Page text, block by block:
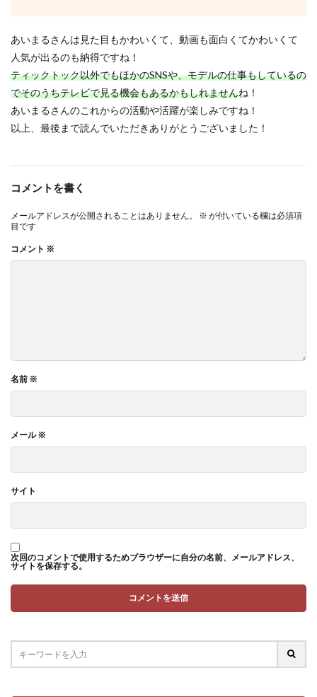
あいまるさんは見た目もかわいくて、動画も面白くてかわいくて
人気が出るのも納得ですね！
ティックトック以外でもほかのSNSや、モデルの仕事もしているの
でそのうちテレビで見る機会もあるかもしれませんね！
あいまるさんのこれからの活動や活躍が楽しみですね！
以上、最後まで読んでいただきありがとうございました！
コメントを書く
メールアドレスが公開されることはありません。 ※ が付いている欄は必須項
目です
コメント ※
名前 ※
メール※
サイト
次回のコメントで使用するためブラウザーに自分の名前、メールアドレス、
サイトを保存する。